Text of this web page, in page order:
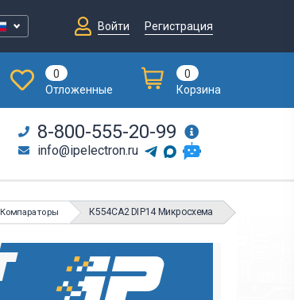
Войти Регистрация
0
Отложенные
0
Корзина
8-800-555-20-99
info@ipelectron.ru
Компараторы К554СА2 DIP14 Микросхема